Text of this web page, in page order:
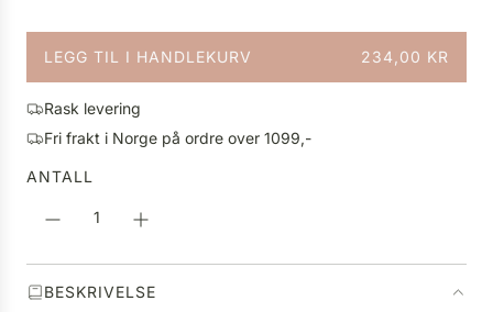
n
i
g
p
i
LEGG TIL I HANDLEKURV 234,00 KR
L
S
T
R
.
Rask levering
Fri frakt i Norge på ordre over 1099,-
ANTALL
BESKRIVELSE